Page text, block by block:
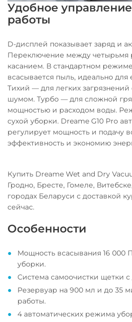
Удобное
работы
D-дисплей показывает заряд и
Переключение между
касанием. В стандартном
всасывается пыль, идеально
Тихий — для легких
шумом. Турбо — для сложной
мощностью и расходом воды.
сухой уборки. Dreame G10 Pro
регулирует мощность и подачу
эффективность и экономию
Купить Dreame Wet and Dry
Гродно, Бресте, Гомеле,
городах Беларуси с доставкой
сейчас.
Особенности
Мощность всасывания 16 000
уборки.
Система самоочистки щетки
Резервуар на 900 мл и до 35
работы.
4 автоматических режима